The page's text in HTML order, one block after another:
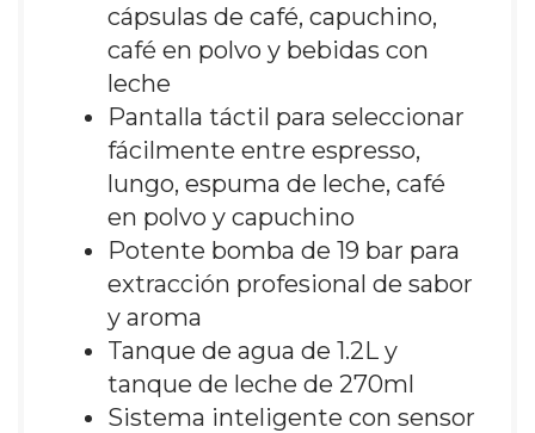
cápsulas de café, capuchino,
café en polvo y bebidas con
leche
Pantalla táctil para seleccionar
fácilmente entre espresso,
lungo, espuma de leche, café
en polvo y capuchino
Potente bomba de 19 bar para
extracción profesional de sabor
y aroma
Tanque de agua de 1.2L y
tanque de leche de 270ml
Sistema inteligente con sensor